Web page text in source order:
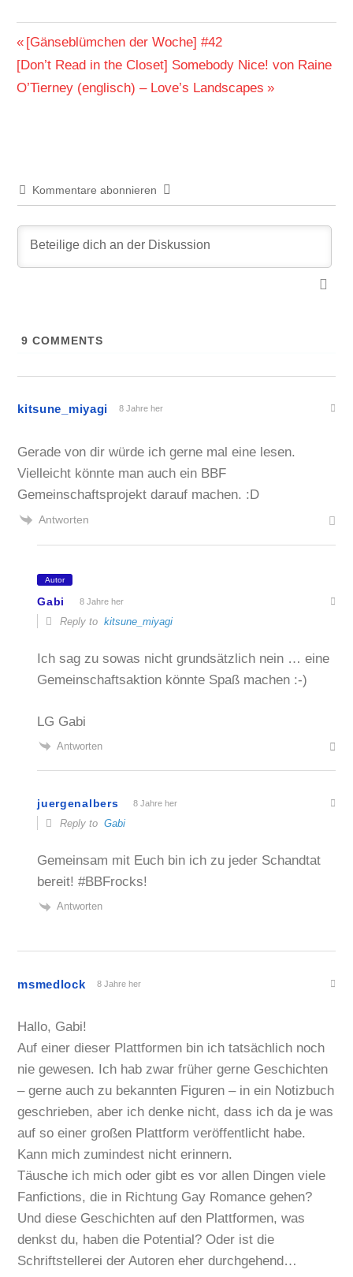
Beitragsnavigation
Vorheriger
Beitrag:
[Gänseblümchen der Woche] #42
Nächster
Beitrag:
[Don’t Read in the Closet] Somebody Nice! von Raine
O’Tierney (englisch) – Love’s Landscapes
Kommentare abonnieren
9 COMMENTS
kitsune_miyagi 8 Jahre her
Gerade von dir würde ich gerne mal eine lesen.
Vielleicht könnte man auch ein BBF
Gemeinschaftsprojekt darauf machen. :D
Antworten
Autor
Gabi 8 Jahre her
Reply tokitsune_miyagi
Ich sag zu sowas nicht grundsätzlich nein … eine
Gemeinschaftsaktion könnte Spaß machen :-)
LG Gabi
Antworten
juergenalbers 8 Jahre her
Reply toGabi
Gemeinsam mit Euch bin ich zu jeder Schandtat
bereit! #BBFrocks!
Antworten
msmedlock 8 Jahre her
Hallo, Gabi!
Auf einer dieser Plattformen bin ich tatsächlich noch
nie gewesen. Ich hab zwar früher gerne Geschichten
– gerne auch zu bekannten Figuren – in ein Notizbuch
geschrieben, aber ich denke nicht, dass ich da je was
auf so einer großen Plattform veröffentlicht habe.
Kann mich zumindest nicht erinnern.
Täusche ich mich oder gibt es vor allen Dingen viele
Fanfictions, die in Richtung Gay Romance gehen?
Und diese Geschichten auf den Plattformen, was
denkst du, haben die Potential? Oder ist die
Schriftstellerei der Autoren eher durchgehend…